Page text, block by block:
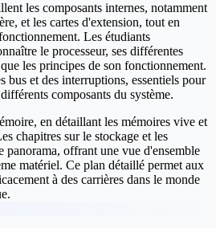
les composants internes, notamment
et les cartes d'extension, tout en
Les étudiants
le processeur, ses différentes
les principes de son fonctionnement.
bus et des interruptions, essentiels pour
composants du système.
en détaillant les mémoires vive et
chapitres sur le stockage et les
panorama, offrant une vue d'ensemble
matériel. Ce plan détaillé permet aux
à des carrières dans le monde